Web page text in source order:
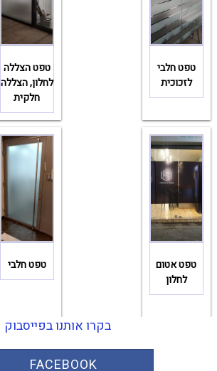
טפט חלבי
לזכוכית
טפט הצללה
לחלון, הצללה
חלקית
טפט אטום
לחלון
טפט חלבי
בקרו אותנו בפייסבוק
FACEBOOK